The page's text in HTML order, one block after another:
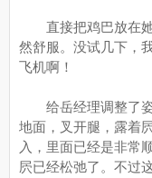
直接把鸡巴放在她
然舒服。没试几下，
飞机啊！
给岳经理调整了姿
地面，叉开腿，露着
入，里面已经是非常
屄已经松弛了。不过